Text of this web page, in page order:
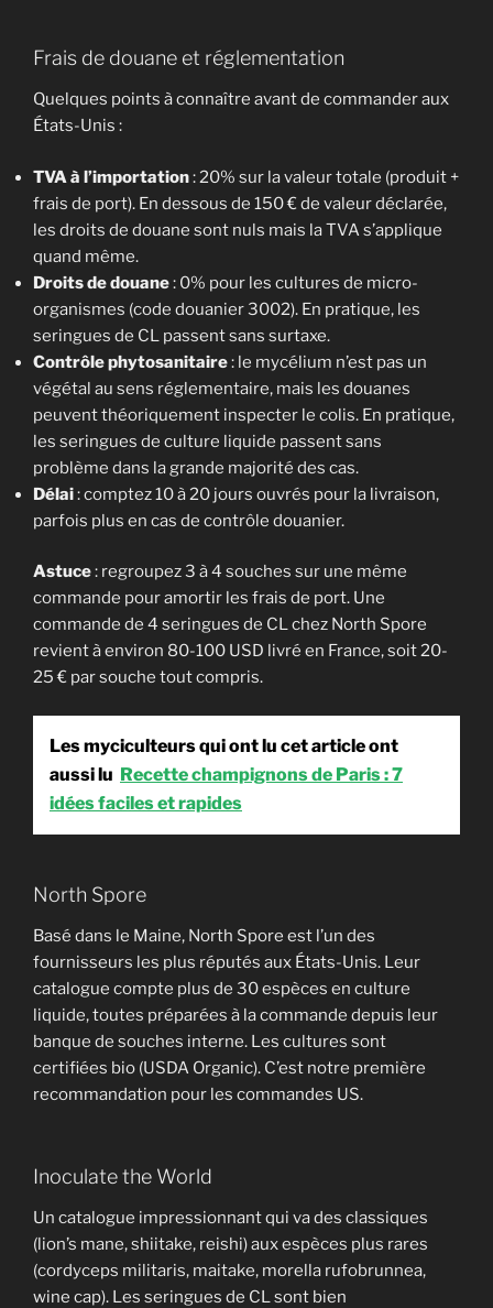
Frais de douane et réglementation
Quelques points à connaître avant de commander aux
États-Unis :
TVA à l’importation: 20% sur la valeur totale (produit +
frais de port). En dessous de 150 € de valeur déclarée,
les droits de douane sont nuls mais la TVA s’applique
quand même.
Droits de douane: 0% pour les cultures de micro-
organismes (code douanier 3002). En pratique, les
seringues de CL passent sans surtaxe.
Contrôle phytosanitaire: le mycélium n’est pas un
végétal au sens réglementaire, mais les douanes
peuvent théoriquement inspecter le colis. En pratique,
les seringues de culture liquide passent sans
problème dans la grande majorité des cas.
Délai: comptez 10 à 20 jours ouvrés pour la livraison,
parfois plus en cas de contrôle douanier.
Astuce: regroupez 3 à 4 souches sur une même
commande pour amortir les frais de port. Une
commande de 4 seringues de CL chez North Spore
revient à environ 80-100 USD livré en France, soit 20-
25 € par souche tout compris.
Les myciculteurs qui ont lu cet article ont
aussi lu Recette champignons de Paris : 7
idées faciles et rapides
North Spore
Basé dans le Maine, North Spore est l’un des
fournisseurs les plus réputés aux États-Unis. Leur
catalogue compte plus de 30 espèces en culture
liquide, toutes préparées à la commande depuis leur
banque de souches interne. Les cultures sont
certifiées bio (USDA Organic). C’est notre première
recommandation pour les commandes US.
Inoculate the World
Un catalogue impressionnant qui va des classiques
(lion’s mane, shiitake, reishi) aux espèces plus rares
(cordyceps militaris, maitake, morella rufobrunnea,
wine cap). Les seringues de CL sont bien
Bienvenue sur Cultiver les
Champignons
Voudriez-vous recevoir mon ebook
"Le Guide de culture des champignons en
intérieur" ? :)
Vous trouverez à l'intérieur :
vos premiers champignons
Tout les paramètres essentiels de 6 espèces de
pleurotes
Mes meilleurs fournisseurs de mycélium
Et bien plus encore..!